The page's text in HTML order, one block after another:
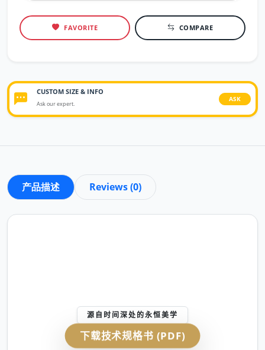
FAVORITE COMPARE
CUSTOM SIZE & INFO
Ask our expert.
ASK
产品描述 Reviews (0)
源自时间深处的永恒美学
下载技术规格书 (PDF)